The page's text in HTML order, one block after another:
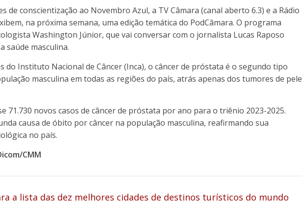
de conscientização ao Novembro Azul, a TV Câmara (canal aberto 6.3) e a Rádio
na próxima semana, uma edição temática do PodCâmara. O programa
Washington Júnior, que vai conversar com o jornalista Lucas Raposo
saúde masculina.
do Instituto Nacional de Câncer (Inca), o câncer de próstata é o segundo tipo
masculina em todas as regiões do país, atrás apenas dos tumores de pele
71.730 novos casos de câncer de próstata por ano para o triênio 2023-2025.
causa de óbito por câncer na população masculina, reafirmando sua
no país.
CMM
a lista das dez melhores cidades de destinos turísticos do mundo